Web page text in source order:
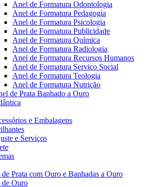
Anel de Formatura Odontologia
Anel de Formatura Pedagogia
Anel de Formatura Psicologia
Anel de Formatura Publicidade
Anel de Formatura Química
Anel de Formatura Radiologia
Anel de Formatura Recursos Humanos
Anel de Formatura Serviço Social
Anel de Formatura Teologia
Anel de Formatura Nutrição
de Prata Banhado a Ouro
e Embalagens
e Serviços
Prata com Ouro e Banhadas a Ouro
de Ouro